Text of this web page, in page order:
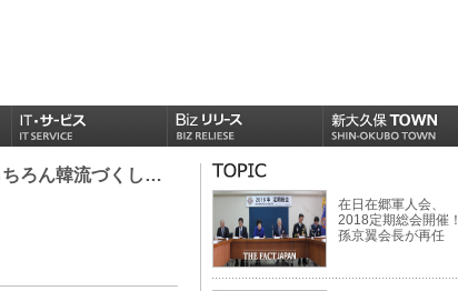
K-POPに韓国ドラマにバラエティ！Mnetの年末年始はもちろん韓流づくし！2022 Mnet 大感謝祭 12月28日～1月3日は年末年始特別編成!!
在日在郷軍人会、
2018定期総会開催！
孫京翼会長が再任